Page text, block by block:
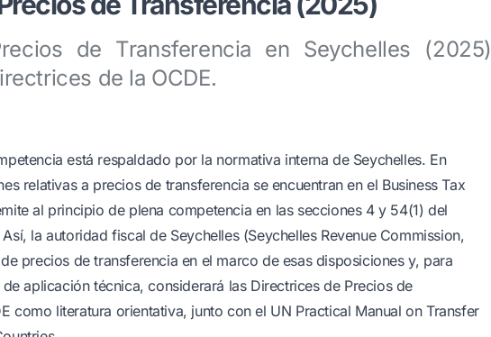
de Transferencia en Seychelles (2025)
de la OCDE.
está respaldado por la normativa interna de Seychelles. En
relativas a precios de transferencia se encuentran en el Business Tax
al principio de plena competencia en las secciones 4 y 54(1) del
la autoridad fiscal de Seychelles (Seychelles Revenue Commission,
precios de transferencia en el marco de esas disposiciones y, para
aplicación técnica, considerará las Directrices de Precios de
como literatura orientativa, junto con el UN Practical Manual on Transfer